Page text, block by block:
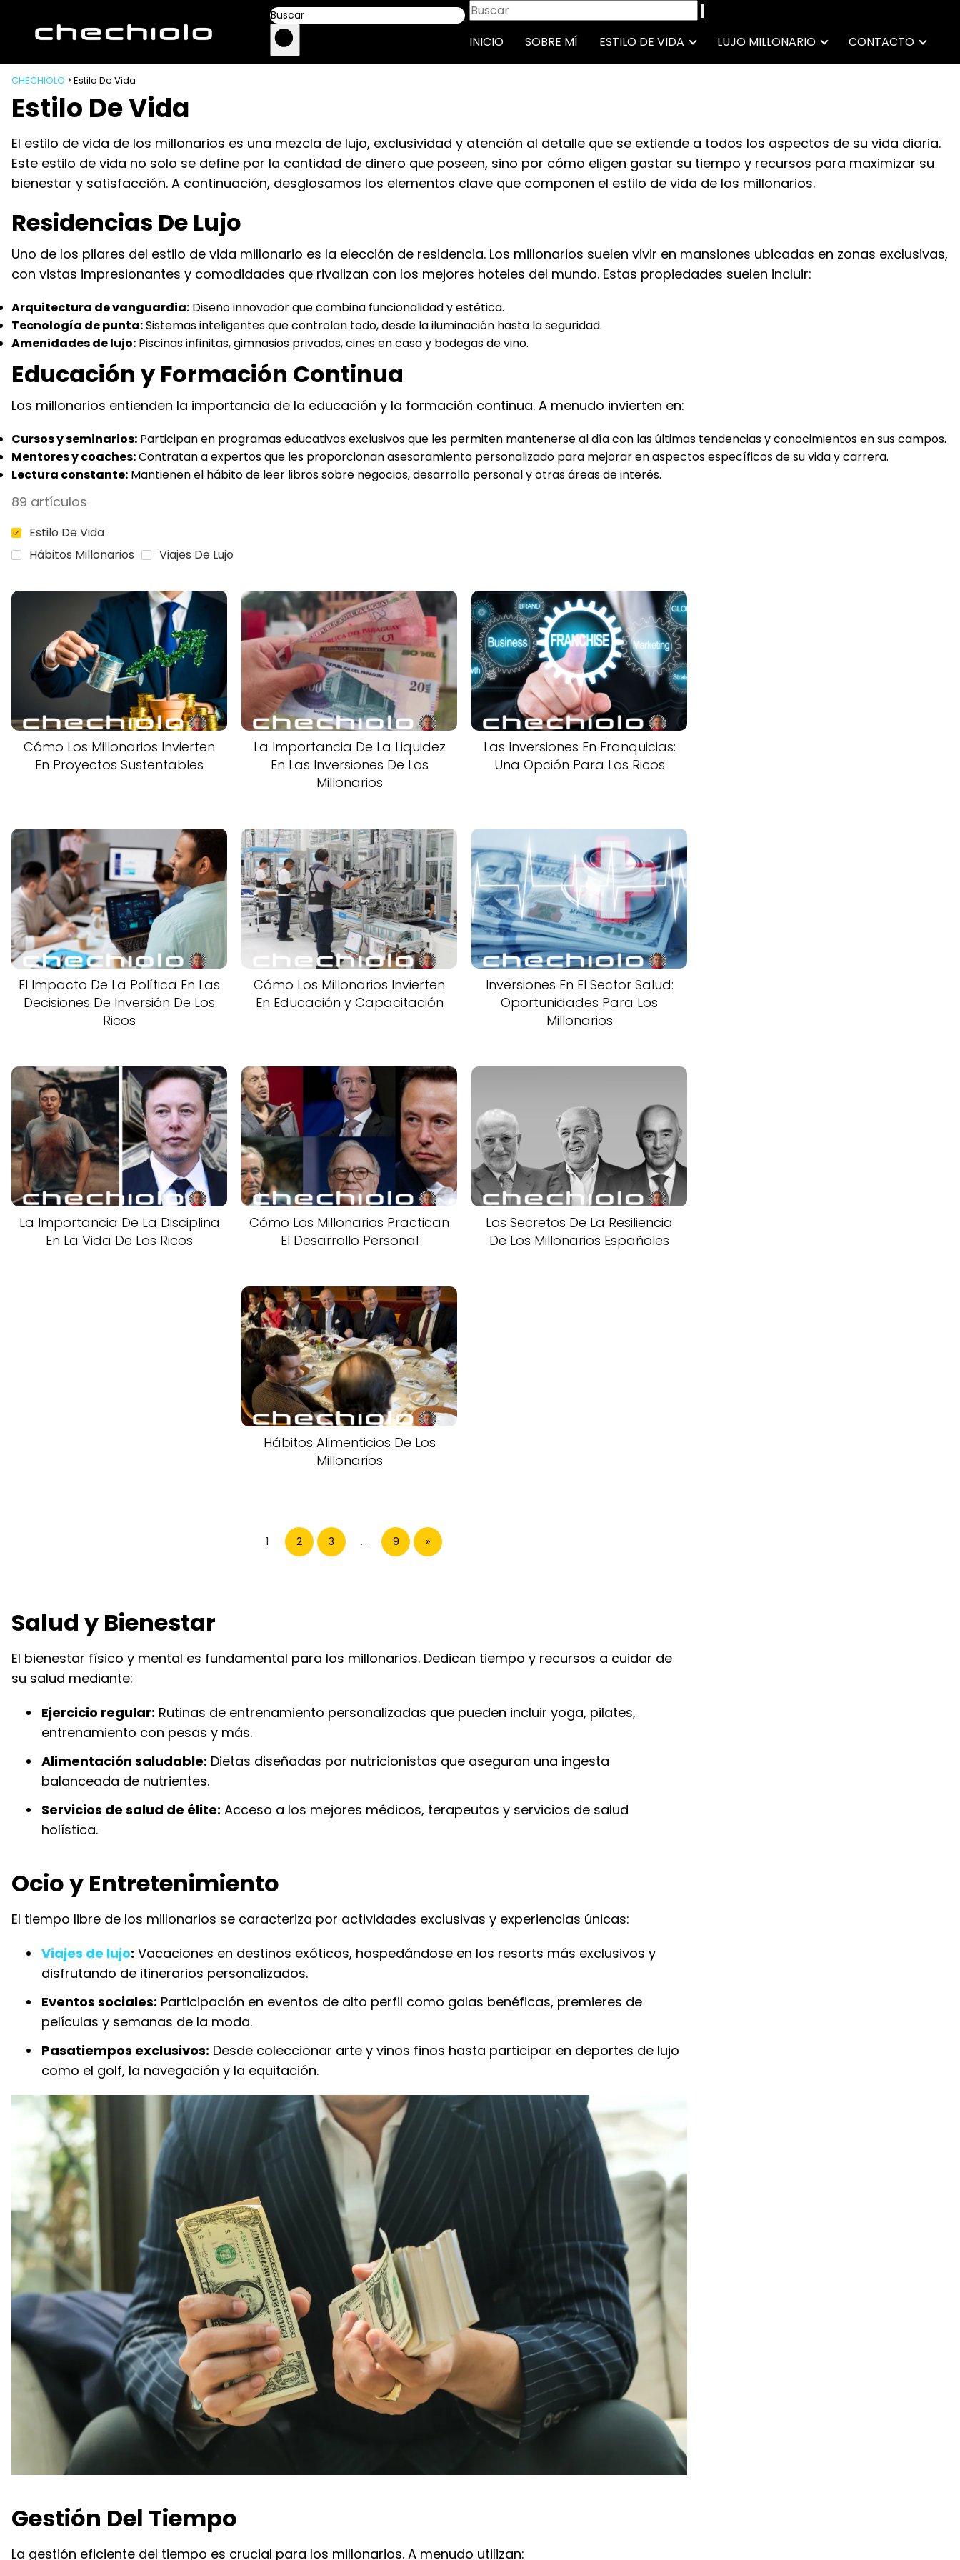
INICIO SOBRE MÍ ESTILO DE VIDA LUJO MILLONARIO CONTACTO
CHECHIOLO Estilo De Vida
Estilo De Vida
El estilo de vida de los millonarios es una mezcla de lujo, exclusividad y atención al detalle que se extiende a todos los aspectos de su vida diaria.
Este estilo de vida no solo se define por la cantidad de dinero que poseen, sino por cómo eligen gastar su tiempo y recursos para maximizar su
bienestar y satisfacción. A continuación, desglosamos los elementos clave que componen el estilo de vida de los millonarios.
Residencias De Lujo
Uno de los pilares del estilo de vida millonario es la elección de residencia. Los millonarios suelen vivir en mansiones ubicadas en zonas exclusivas,
con vistas impresionantes y comodidades que rivalizan con los mejores hoteles del mundo. Estas propiedades suelen incluir:
Arquitectura de vanguardia: Diseño innovador que combina funcionalidad y estética.
Tecnología de punta:Sistemas inteligentes que controlan todo, desde la iluminación hasta la seguridad.
Amenidades de lujo: Piscinas infinitas, gimnasios privados, cines en casa y bodegas de vino.
Educación y Formación Continua
Los millonarios entienden la importancia de la educación y la formación continua. A menudo invierten en:
Cursos y seminarios: Participan en programas educativos exclusivos que les permiten mantenerse al día con las últimas tendencias y conocimientos en sus campos.
Mentores y coaches:Contratan a expertos que les proporcionan asesoramiento personalizado para mejorar en aspectos específicos de su vida y carrera.
Lectura constante: Mantienen el hábito de leer libros sobre negocios, desarrollo personal y otras áreas de interés.
89 artículos
Estilo De Vida
Hábitos Millonarios
Viajes De Lujo
Cómo Los Millonarios Invierten
En Proyectos Sustentables
La Importancia De La Liquidez
En Las Inversiones De Los
Millonarios
Las Inversiones En Franquicias:
Una Opción Para Los Ricos
El Impacto De La Política En Las
Decisiones De Inversión De Los
Ricos
Cómo Los Millonarios Invierten
En Educación y Capacitación
Inversiones En El Sector Salud:
Oportunidades Para Los
Millonarios
La Importancia De La Disciplina
En La Vida De Los Ricos
Cómo Los Millonarios Practican
El Desarrollo Personal
Los Secretos De La Resiliencia
De Los Millonarios Españoles
Hábitos Alimenticios De Los
Millonarios
1 2 3 … 9 »
Salud y Bienestar
El bienestar físico y mental es fundamental para los millonarios. Dedican tiempo y recursos a cuidar de
su salud mediante:
Ejercicio regular: Rutinas de entrenamiento personalizadas que pueden incluir yoga, pilates,
entrenamiento con pesas y más.
Alimentación saludable: Dietas diseñadas por nutricionistas que aseguran una ingesta
balanceada de nutrientes.
Servicios de salud de élite: Acceso a los mejores médicos, terapeutas y servicios de salud
holística.
Ocio y Entretenimiento
El tiempo libre de los millonarios se caracteriza por actividades exclusivas y experiencias únicas:
Viajes de lujo: Vacaciones en destinos exóticos, hospedándose en los resorts más exclusivos y
disfrutando de itinerarios personalizados.
Eventos sociales: Participación en eventos de alto perfil como galas benéficas, premieres de
películas y semanas de la moda.
Pasatiempos exclusivos: Desde coleccionar arte y vinos finos hasta participar en deportes de lujo
como el golf, la navegación y la equitación.
Gestión Del Tiempo
La gestión eficiente del tiempo es crucial para los millonarios. A menudo utilizan: